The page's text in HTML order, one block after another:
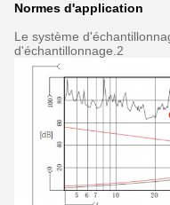
Normes d'application
Le système
d'échantillonnage.2